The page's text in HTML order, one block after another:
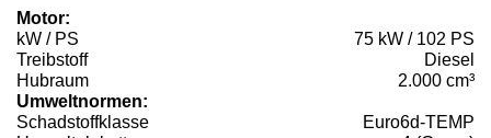
Motor:
kW / PS
75 kW / 102 PS
Treibstoff
Diesel
Hubraum
2.000 cm³
Umweltnormen:
Schadstoffklasse
Euro6d-TEMP